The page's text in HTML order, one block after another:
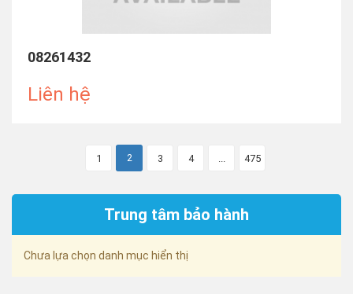
08261432
Liên hệ
1 2 3 4 475
Trung tâm bảo hành
Chưa lựa chọn danh mục hiển thị